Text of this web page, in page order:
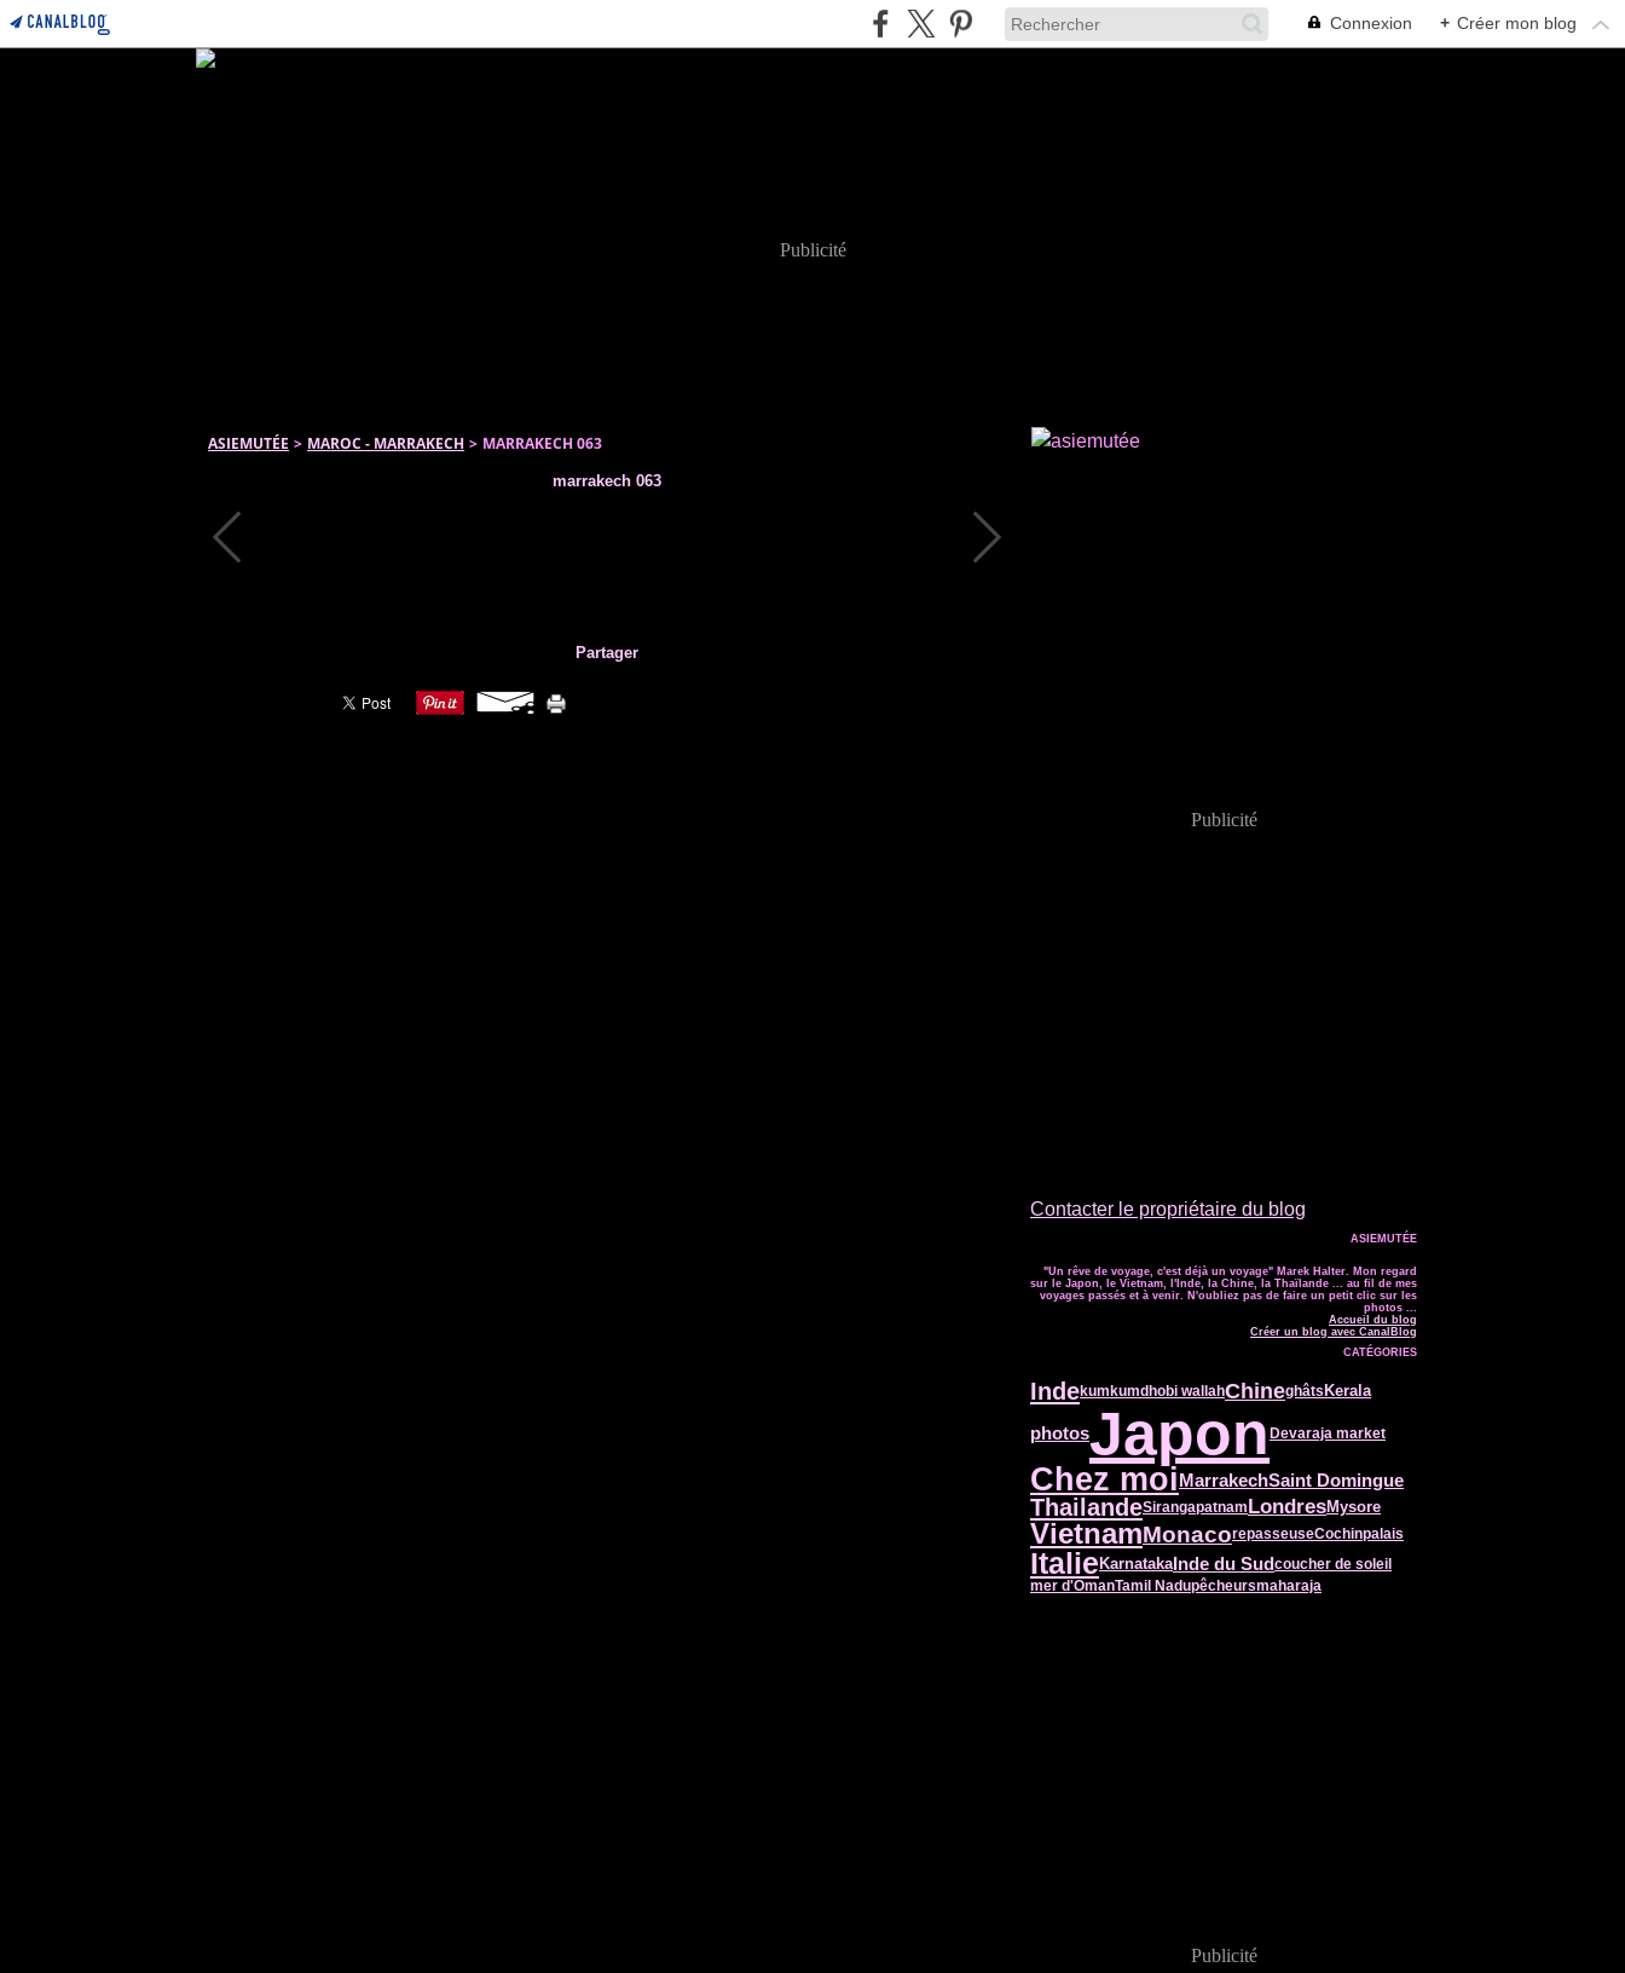
Connexion + Créer mon blog
Publicité
ASIEMUTÉE > MAROC - MARRAKECH > MARRAKECH 063
marrakech 063
Partager
Publicité
Contacter le propriétaire du blog
ASIEMUTÉE
"Un rêve de voyage, c'est déjà un voyage" Marek Halter. Mon regard
sur le Japon, le Vietnam, l'Inde, la Chine, la Thaïlande ... au fil de mes
voyages passés et à venir. N'oubliez pas de faire un petit clic sur les
photos ...
Accueil du blog
Créer un blog avec CanalBlog
CATÉGORIES
Indekumkumdhobi wallahChineghâts Kerala
photosJapon Devaraja market
Chez moiMarrakechSaint Domingue
ThailandeSirangapatnamLondresMysore
VietnamMonacorepasseuseCochinpalais
ItalieKarnatakaInde du Sudcoucher de soleil
mer d'OmanTamil Nadupêcheursmaharaja
Publicité